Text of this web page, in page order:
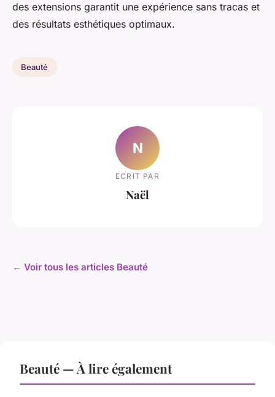
des extensions garantit une expérience sans tracas et
des résultats esthétiques optimaux.
Beauté
N
ECRIT PAR
Naël
← Voir tous les articles Beauté
Beauté — À lire également